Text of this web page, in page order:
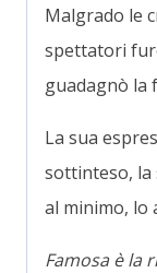
Malgrado le
spettatori
guadagnò la
La sua
sottinteso, la
al minimo, lo
Famosa è la